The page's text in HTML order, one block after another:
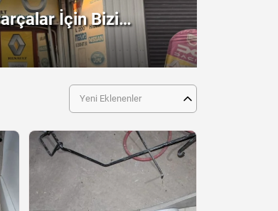
İçin Bizi
Yeni Eklenenler